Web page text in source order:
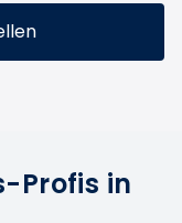
Profis in